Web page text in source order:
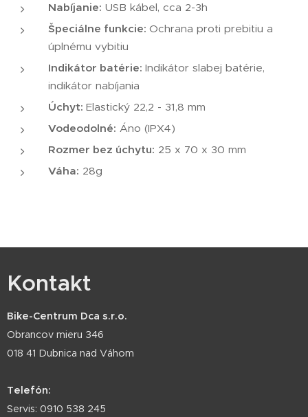
Nabíjanie: USB kábel, cca 2-3h
Špeciálne funkcie: Ochrana proti prebitiu a
úplnému vybitiu
Indikátor batérie: Indikátor slabej batérie,
indikátor nabíjania
Úchyt: Elastický 22,2 - 31,8 mm
Vodeodolné: Áno (IPX4)
Rozmer bez úchytu: 25 x 70 x 30 mm
Váha: 28g
Kontakt
Bike-Centrum Dca s.r.o.
Obrancov mieru 346
018 41 Dubnica nad Váhom
Telefón:
Servis: 0910 538 245